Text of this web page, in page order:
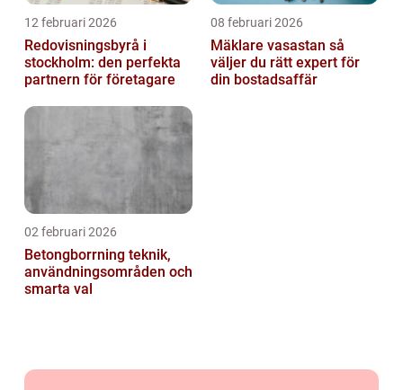
12 februari 2026
Redovisningsbyrå i
stockholm: den perfekta
partnern för företagare
08 februari 2026
Mäklare vasastan så
väljer du rätt expert för
din bostadsaffär
02 februari 2026
Betongborrning teknik,
användningsområden och
smarta val